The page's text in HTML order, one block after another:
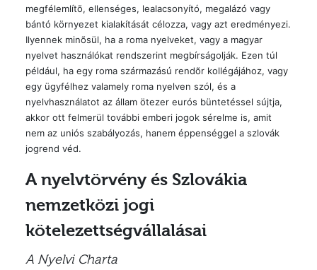
megfélemlítõ, ellenséges, lealacsonyító, megalázó vagy
bántó környezet kialakítását célozza, vagy azt eredményezi.
Ilyennek minõsül, ha a roma nyelveket, vagy a magyar
nyelvet használókat rendszerint megbírságolják. Ezen túl
például, ha egy roma származású rendõr kollégájához, vagy
egy ügyfélhez valamely roma nyelven szól, és a
nyelvhasználatot az állam ötezer eurós büntetéssel sújtja,
akkor ott felmerül további emberi jogok sérelme is, amit
nem az uniós szabályozás, hanem éppenséggel a szlovák
jogrend véd.
A nyelvtörvény és Szlovákia
nemzetközi jogi
kötelezettségvállalásai
A Nyelvi Charta